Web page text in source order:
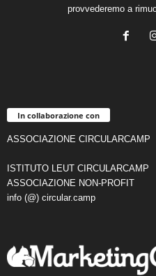
provvederemo a
In collaborazione con
ASSOCIAZIONE CIRCULARCAMP
ISTITUTO LEUT CIRCULARCAMP
ASSOCIAZIONE NON-PROFIT
info (@) circular.camp